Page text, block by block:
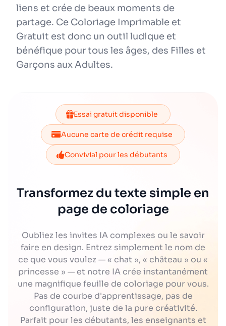
liens et crée de beaux moments de
partage. Ce Coloriage Imprimable et
Gratuit est donc un outil ludique et
bénéfique pour tous les âges, des Filles et
Garçons aux Adultes.
Essai gratuit disponible
Aucune carte de crédit requise
Convivial pour les débutants
Transformez du texte simple en
page de coloriage
Oubliez les invites IA complexes ou le savoir
faire en design. Entrez simplement le nom de
ce que vous voulez — « chat », « château » ou «
princesse » — et notre IA crée instantanément
une magnifique feuille de coloriage pour vous.
Pas de courbe d'apprentissage, pas de
configuration, juste de la pure créativité.
Parfait pour les débutants, les enseignants et